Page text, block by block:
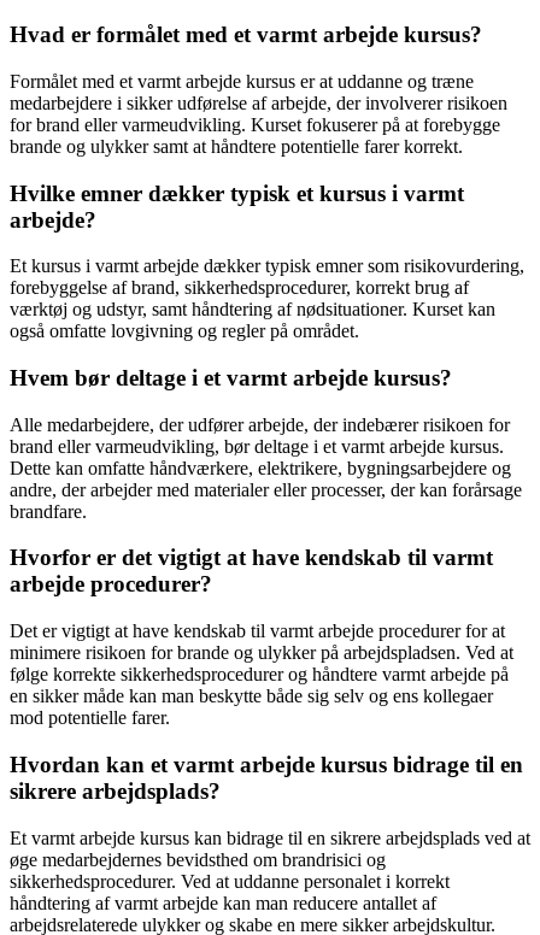
Hvad er formålet med et varmt arbejde kursus?
Formålet med et varmt arbejde kursus er at uddanne og træne
medarbejdere i sikker udførelse af arbejde, der involverer risikoen
for brand eller varmeudvikling. Kurset fokuserer på at forebygge
brande og ulykker samt at håndtere potentielle farer korrekt.
Hvilke emner dækker typisk et kursus i varmt
arbejde?
Et kursus i varmt arbejde dækker typisk emner som risikovurdering,
forebyggelse af brand, sikkerhedsprocedurer, korrekt brug af
værktøj og udstyr, samt håndtering af nødsituationer. Kurset kan
også omfatte lovgivning og regler på området.
Hvem bør deltage i et varmt arbejde kursus?
Alle medarbejdere, der udfører arbejde, der indebærer risikoen for
brand eller varmeudvikling, bør deltage i et varmt arbejde kursus.
Dette kan omfatte håndværkere, elektrikere, bygningsarbejdere og
andre, der arbejder med materialer eller processer, der kan forårsage
brandfare.
Hvorfor er det vigtigt at have kendskab til varmt
arbejde procedurer?
Det er vigtigt at have kendskab til varmt arbejde procedurer for at
minimere risikoen for brande og ulykker på arbejdspladsen. Ved at
følge korrekte sikkerhedsprocedurer og håndtere varmt arbejde på
en sikker måde kan man beskytte både sig selv og ens kollegaer
mod potentielle farer.
Hvordan kan et varmt arbejde kursus bidrage til en
sikrere arbejdsplads?
Et varmt arbejde kursus kan bidrage til en sikrere arbejdsplads ved at
øge medarbejdernes bevidsthed om brandrisici og
sikkerhedsprocedurer. Ved at uddanne personalet i korrekt
håndtering af varmt arbejde kan man reducere antallet af
arbejdsrelaterede ulykker og skabe en mere sikker arbejdskultur.